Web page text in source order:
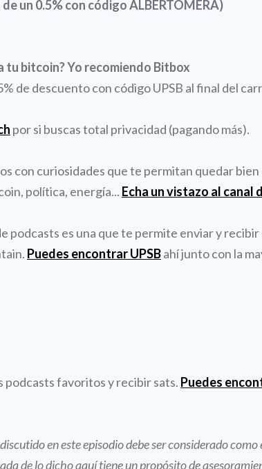
un 0.5% con código ALBERTOMERA)
tu bitcoin? Yo recomiendo Bitbox
de descuento con código UPSB al final del
por si buscas total privacidad (pagando más).
con curiosidades que te permitan quedar
política, energía... Echa un vistazo al canal
podcasts es una que te permite enviar y
Puedes encontrar UPSBahí junto con la
favoritos y recibir sats. Puedes
en este episodio debe ser considerado
de lo dicho aquí tiene un propósito de